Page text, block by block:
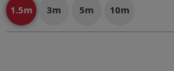
1.5m 3m 5m 10m